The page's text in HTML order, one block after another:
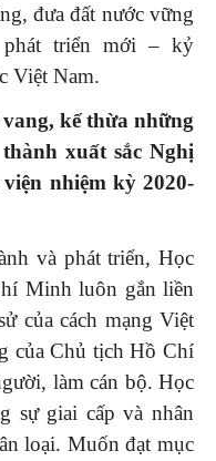
đưa đất nước vững
triển mới – kỷ
Việt Nam.
kế thừa những
xuất sắc Nghị
nhiệm kỳ 2020-
và phát triển, Học
Minh luôn gắn liền
của cách mạng Việt
của Chủ tịch Hồ Chí
làm cán bộ. Học
sự giai cấp và nhân
loại. Muốn đạt mục